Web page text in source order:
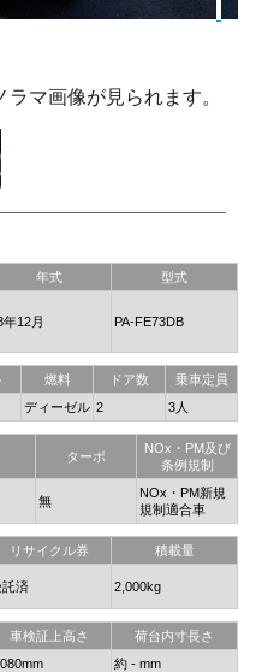
マ画像が見られます。
年式 型式
年12月 PA-FE73DB
燃料 ドア数
乗車定員
ディーゼル 2 3人
ターボ
NOx・PM及び
条例規制
無
NOx・PM新規
規制適合車
リサイクル券
積載量
託済 2,000kg
車検証上高さ
荷台内寸長さ
約 - mm